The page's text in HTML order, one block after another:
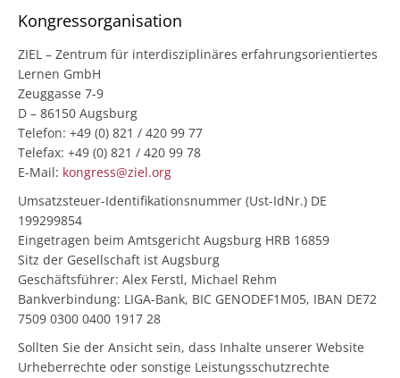
Kongressorganisation
ZIEL – Zentrum für interdisziplinäres erfahrungsorientiertes
Lernen GmbH
Zeuggasse 7-9
D – 86150 Augsburg
Telefon: +49 (0) 821 / 420 99 77
Telefax: +49 (0) 821 / 420 99 78
E-Mail: kongress@ziel.org
Umsatzsteuer-Identifikationsnummer (Ust-IdNr.) DE
199299854
Eingetragen beim Amtsgericht Augsburg HRB 16859
Sitz der Gesellschaft ist Augsburg
Geschäftsführer: Alex Ferstl, Michael Rehm
Bankverbindung: LIGA-Bank, BIC GENODEF1M05, IBAN DE72
7509 0300 0400 1917 28
Sollten Sie der Ansicht sein, dass Inhalte unserer Website
Urheberrechte oder sonstige Leistungsschutzrechte